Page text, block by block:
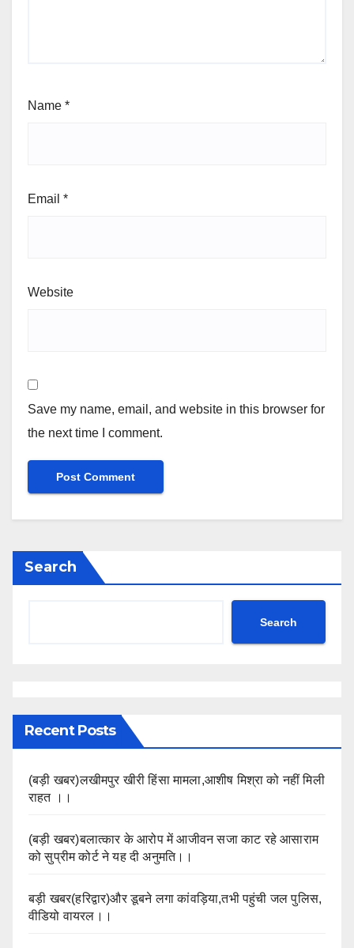
Name *
Email *
Website
Save my name, email, and website in this browser for
the next time I comment.
Search
Search
Recent Posts
(बड़ी खबर)लखीमपुर खीरी हिंसा मामला,आशीष मिश्रा को नहीं मिली
राहत ।।
(बड़ी खबर)बलात्कार के आरोप में आजीवन सजा काट रहे आसाराम
को सुप्रीम कोर्ट ने यह दी अनुमति।।
बड़ी खबर(हरिद्वार)और डूबने लगा कांवड़िया,तभी पहुंची जल पुलिस,
वीडियो वायरल।।